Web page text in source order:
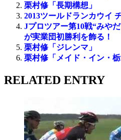
栗村修「長期構想」
2013ツールドランカウイ
Jプロツアー第10戦“みや
が実業団初勝利を飾る！
栗村修「ジレンマ」
栗村修「メイド・イン・
RELATED ENTRY